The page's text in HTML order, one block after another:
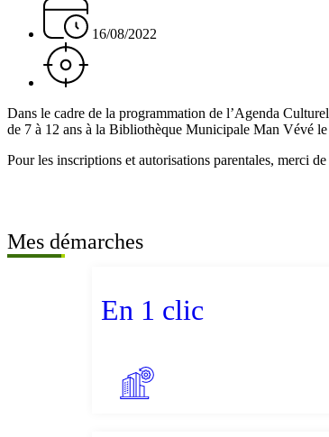
16/08/2022
Dans le cadre de la programmation de l’Agenda
de 7 à 12 ans à la Bibliothèque Municipale Man Vévé
Pour les inscriptions et autorisations parentales, merci
Mes démarches
En 1 clic